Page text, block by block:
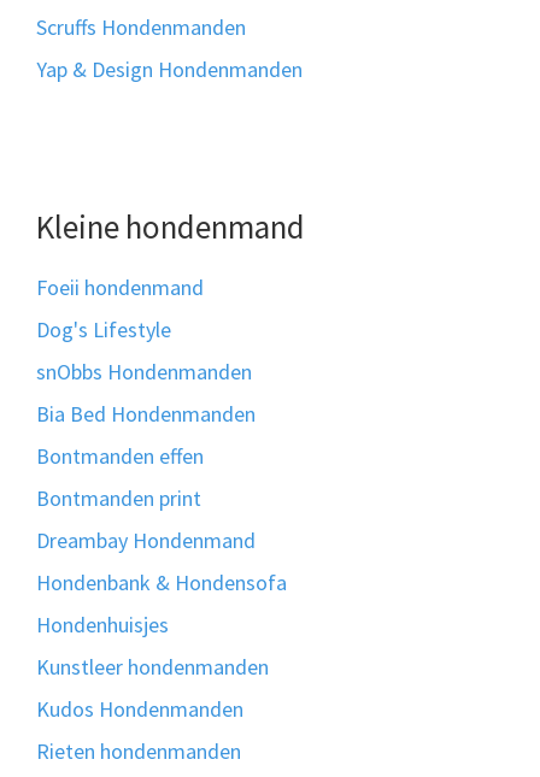
Scruffs Hondenmanden
Yap & Design Hondenmanden
Kleine hondenmand
Foeii hondenmand
Dog's Lifestyle
snObbs Hondenmanden
Bia Bed Hondenmanden
Bontmanden effen
Bontmanden print
Dreambay Hondenmand
Hondenbank & Hondensofa
Hondenhuisjes
Kunstleer hondenmanden
Kudos Hondenmanden
Rieten hondenmanden